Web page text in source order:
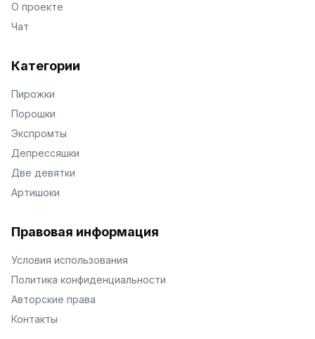
О проекте
Чат
Категории
Пирожки
Порошки
Экспромты
Депрессяшки
Две девятки
Артишоки
Правовая информация
Условия использования
Политика конфиденциальности
Авторские права
Контакты